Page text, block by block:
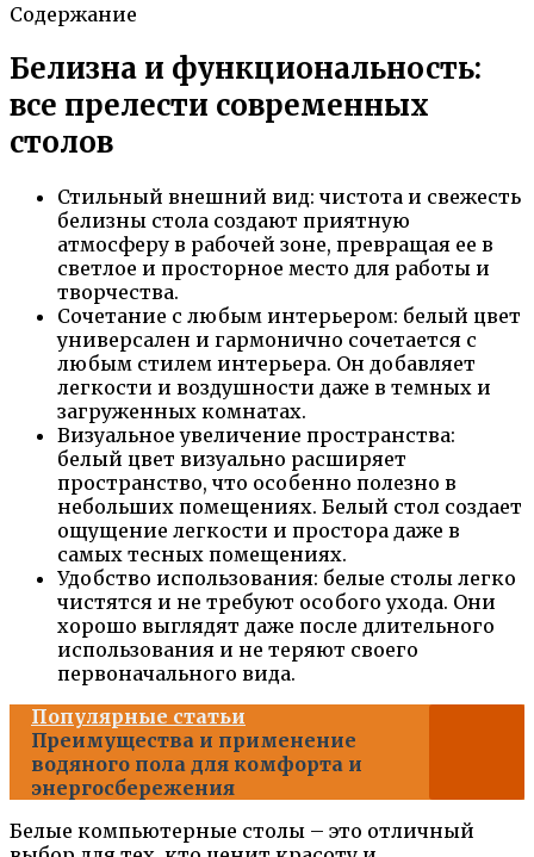
Содержание
Белизна и функциональность:
все прелести современных
столов
Стильный внешний вид: чистота и свежесть
белизны стола создают приятную
атмосферу в рабочей зоне, превращая ее в
светлое и просторное место для работы и
творчества.
Сочетание с любым интерьером: белый цвет
универсален и гармонично сочетается с
любым стилем интерьера. Он добавляет
легкости и воздушности даже в темных и
загруженных комнатах.
Визуальное увеличение пространства:
белый цвет визуально расширяет
пространство, что особенно полезно в
небольших помещениях. Белый стол создает
ощущение легкости и простора даже в
самых тесных помещениях.
Удобство использования: белые столы легко
чистятся и не требуют особого ухода. Они
хорошо выглядят даже после длительного
использования и не теряют своего
первоначального вида.
Популярные статьи
Преимущества и применение
водяного пола для комфорта и
энергосбережения
Белые компьютерные столы – это отличный